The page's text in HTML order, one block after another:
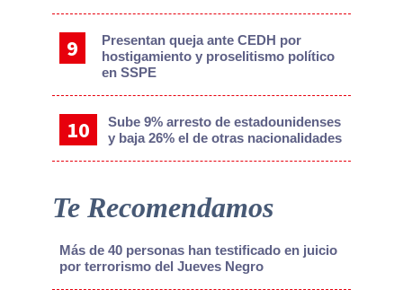
Presentan queja ante CEDH por
hostigamiento y proselitismo político
en SSPE
Sube 9% arresto de estadounidenses
y baja 26% el de otras nacionalidades
Te Recomendamos
Más de 40 personas han testificado en juicio
por terrorismo del Jueves Negro